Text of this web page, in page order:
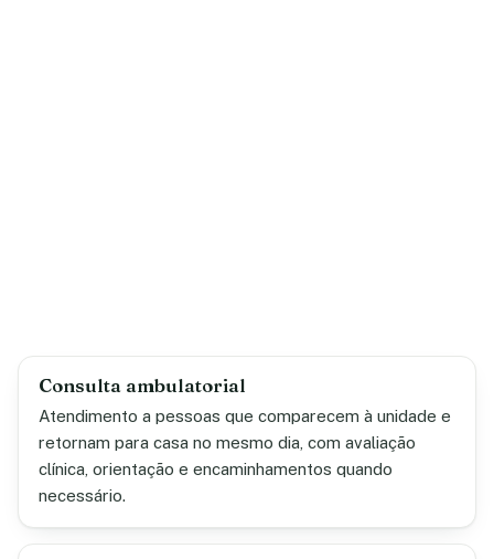
Consulta ambulatorial
Atendimento a pessoas que comparecem à unidade e
retornam para casa no mesmo dia, com avaliação
clínica, orientação e encaminhamentos quando
necessário.